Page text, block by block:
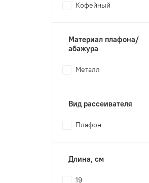
Кофейный
Материал плафона/
абажура
Металл
Вид рассеивателя
Плафон
Длина, см
19